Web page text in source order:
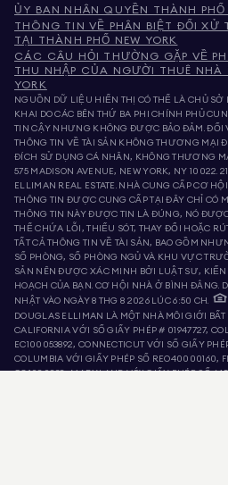
ỦY BAN NHÂN QUYỀN THÀNH PHỐ
THÔNG TIN VỀ PHÂN BIỆT ĐỐI XỬ
TẠI THÀNH PHỐ NEW YORK
CÁC CÂU HỎI THƯỜNG GẶP VỀ
THU NHẬP CỦA NGƯỜI THUÊ NHÀ
YORK
NGUỒN DỮ LIỆU HIỂN THỊ CÓ THỂ LÀ CHỦ SỞ
KHAI DO CÁC BÊN THỨ BA PHI CHÍNH PHỦ
TIN CẬY NHƯNG KHÔNG ĐƯỢC BẢO ĐẢM. ĐỐI
THÔNG TIN VỀ TÀI SẢN KHÔNG THƯƠNG MẠI
ĐÍCH SỬ DỤNG CÁ NHÂN, KHÔNG THƯƠNG
575 MADISON AVENUE, NEW YORK, NY 10022.
ELLIMAN REAL ESTATE. NHÀ CUNG CẤP CƠ
THÔNG TIN ĐƯỢC CUNG CẤP TẠI ĐÂY CHỈ CÓ
THÔNG TIN NÀY ĐƯỢC TIN LÀ ĐÚNG, NÓ
THỂ CHỨA LỖI, THIẾU SÓT, THAY ĐỔI HOẶC
TẤT CẢ THÔNG TIN VỀ TÀI SẢN, BAO GỒM
SỐ PHÒNG, SỐ PHÒNG NGỦ VÀ KHU VỰC
SẢN NÊN ĐƯỢC XÁC MINH BỞI LUẬT SƯ,
HOẠCH CỦA BẠN. CƠ HỘI NHÀ Ở BÌNH ĐẲNG.
NHẬT VÀO NGÀY 8 THG 8 2026 LÚC 6:50 CH.
DOUGLAS ELLIMAN LÀ MỘT NHÀ MÔI GIỚI BẤT
CALIFORNIA VỚI SỐ GIẤY PHÉP # 01947727,
EC100053892, CONNECTICUT VỚI SỐ GIẤY
COLUMBIA VỚI GIẤY PHÉP SỐ REO40000160,
CQ1020232, MARYLAND VỚI GIẤY PHÉP SỐ